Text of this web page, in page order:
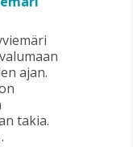
ajan.
takia.